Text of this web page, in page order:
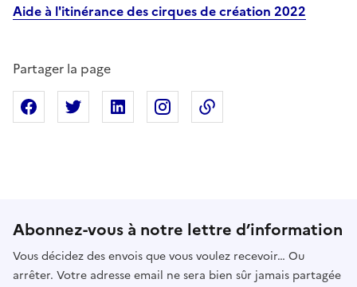
Aide à l'itinérance des cirques de création 2022
Partager la page
Partager sur Facebook
Partager sur XPartager sur Linkedin
Partager sur Instagram
Abonnez-vous à notre lettre d’information
Vous décidez des envois que vous voulez recevoir… Ou
arrêter. Votre adresse email ne sera bien sûr jamais partagée